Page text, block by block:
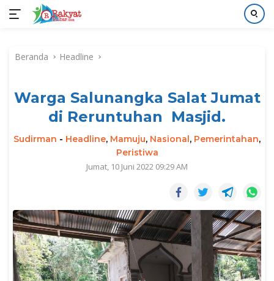
kontenBeranda Headline
Warga Salunangka Salat Jumat
di Reruntuhan Masjid.
Sudirman - Headline, Mamuju, Nasional, Pemerintahan,
Peristiwa
Jumat, 10 Juni 2022 09:29 AM